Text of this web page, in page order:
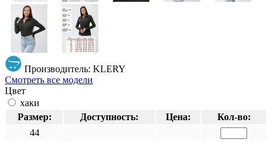
Производитель: KLERY
Смотреть все модели
Цвет
хаки
Размер:
Доступность: Цена:
Кол-во:
44